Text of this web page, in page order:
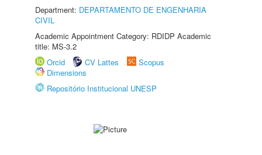
Department: DEPARTAMENTO DE ENGENHARIA
CIVIL
Academic Appointment Category: RDIDP Academic
title: MS-3.2
Orcid
CV Lattes
Scopus
Dimensions
Repositório Institucional UNESP